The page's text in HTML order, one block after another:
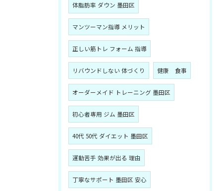
体脂肪率 ダウン 墨田区
マンツーマン指導 メリット
正しい筋トレ フォーム 指導
リバウンドしない 体づくり 健康 食事
オーダーメイド トレーニング 墨田区
初心者専用 ジム 墨田区
40代 50代 ダイエット 墨田区
運動苦手 効果が出る 理由
丁寧なサポート 墨田区 安心